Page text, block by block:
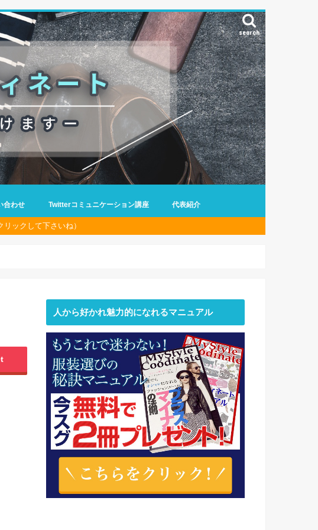
search
合わせ Twitterコミュニケーション講座 代表紹介
ックして下さいね）
人から好かれ魅力的になれるマニュアル